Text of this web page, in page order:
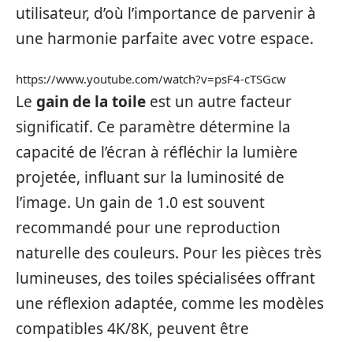
utilisateur, d’où l’importance de parvenir à
une harmonie parfaite avec votre espace.
https://www.youtube.com/watch?v=psF4-cTSGcw
Le gain de la toile est un autre facteur
significatif. Ce paramètre détermine la
capacité de l’écran à réfléchir la lumière
projetée, influant sur la luminosité de
l’image. Un gain de 1.0 est souvent
recommandé pour une reproduction
naturelle des couleurs. Pour les pièces très
lumineuses, des toiles spécialisées offrant
une réflexion adaptée, comme les modèles
compatibles 4K/8K, peuvent être